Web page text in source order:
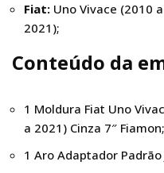
Fiat: Uno Vivace (2010
2021);
Conteúdo da
1 Moldura Fiat Uno
a 2021) Cinza 7″ Fiamon;
1 Aro Adaptador Padrão